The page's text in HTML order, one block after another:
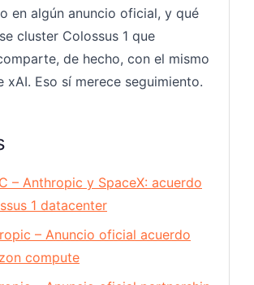
en algún anuncio oficial, y qué
cluster Colossus 1 que
de hecho, con el mismo
xAI. Eso sí merece seguimiento.
– Anthropic y SpaceX: acuerdo
1 datacenter
– Anuncio oficial acuerdo
compute